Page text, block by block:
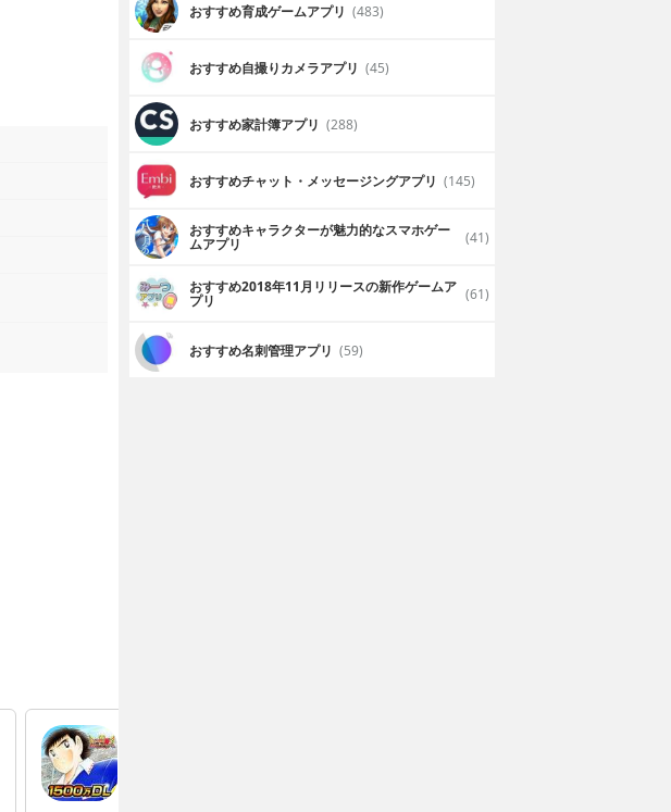
おすすめ育成ゲームアプリ (483)
おすすめ自撮りカメラアプリ (45)
おすすめ家計簿アプリ (288)
おすすめチャット・メッセージングアプリ (145)
おすすめキャラクターが魅力的なスマホゲー
ムアプリ (41)
おすすめ2018年11月リリースの新作ゲームア
プリ (61)
おすすめ名刺管理アプリ (59)